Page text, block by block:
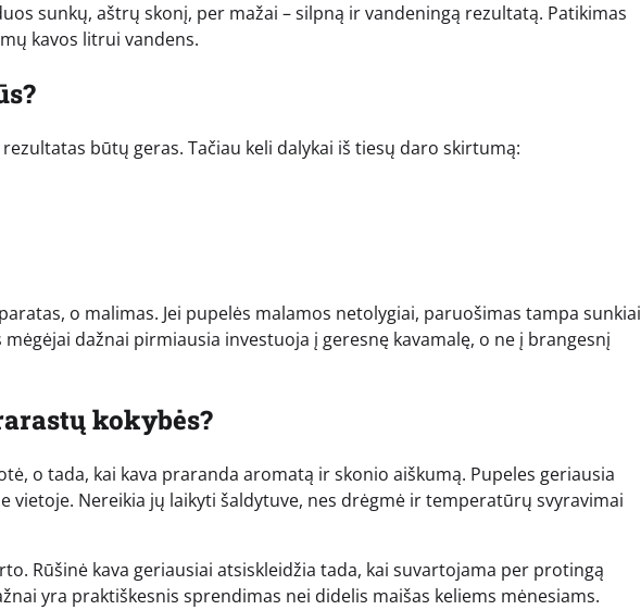
sunkų, aštrų skonį, per mažai – silpną ir vandeningą rezultatą. Patikimas
kavos litrui vandens.
būtų geras. Tačiau keli dalykai iš tiesų daro skirtumą:
o malimas. Jei pupelės malamos netolygiai, paruošimas tampa sunkiai
dažnai pirmiausia investuoja į geresnę kavamalę, o ne į brangesnį
kokybės?
o tada, kai kava praranda aromatą ir skonio aiškumą. Pupeles geriausia
vietoje. Nereikia jų laikyti šaldytuve, nes drėgmė ir temperatūrų svyravimai
Rūšinė kava geriausiai atsiskleidžia tada, kai suvartojama per protingą
yra praktiškesnis sprendimas nei didelis maišas keliems mėnesiams.